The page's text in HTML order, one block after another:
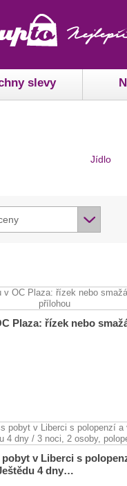
slevy
Jídlo
Plaza: řízek nebo
pobyt v Liberci s
4 dny…